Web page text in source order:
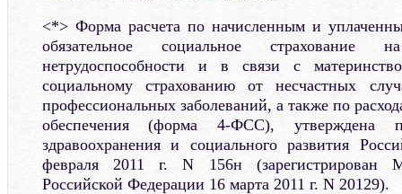
<*> Форма расчета по начисленным и
обязательное социальное страхование
нетрудоспособности и в связи с
социальному страхованию от несчастных
профессиональных заболеваний, а также по
обеспечения (форма 4-ФСС), утверждена
здравоохранения и социального развития
февраля 2011 г. N 156н (зарегистрирован
Российской Федерации 16 марта 2011 г. N 20129).